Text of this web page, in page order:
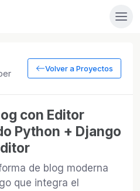
Volver a Proyectos
con Editor
Python + Django
de blog moderna
que integra el